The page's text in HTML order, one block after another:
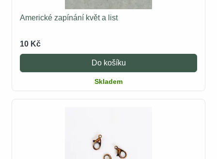
Americké zapínání květ a list
10 Kč
Do košíku
Skladem